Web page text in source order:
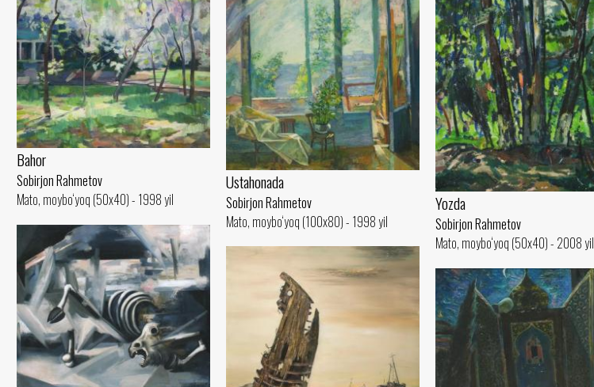
Bahor
Sobirjon Rahmetov
Mato, moybo‘yoq (50x40) - 1998 yil
Ustahonada
Sobirjon Rahmetov
Mato, moybo‘yoq (100x80) - 1998 yil
Yozda
Sobirjon Rahmetov
Mato, moybo‘yoq (50x40) - 2008 yil